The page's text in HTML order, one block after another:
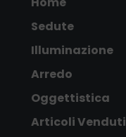
Sedute
Illuminazione
Arredo
Oggettistica
Articoli Venduti